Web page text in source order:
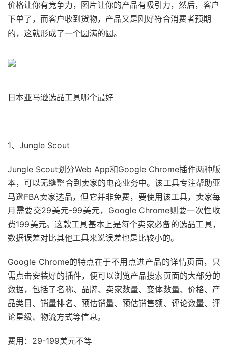
价格让你有竞争力，图片让你的产品有吸引力，然后，客户
下单了，而客户收到货物，产品又是刚好符合消费者预期
的，这就形成了一个圆满的圆。
日本亚马逊选品工具哪个最好
1、Jungle Scout
Jungle Scout划分Web App和Google Chrome插件两种版
本，可以无缝整合到卖家的电商业务中。该工具专注帮助亚
马逊FBA卖家选品，但它并非免费，要使用该工具，卖家每
月需要交29美元-99美元，Google Chrome则要一次性收
费199美元。这款工具基本上是每个卖家必备的选品工具，
数据误差对比其他工具来说误差也是比较小的。
Google Chrome的特点在于不用点进产品的详情页面，只
需点击安装好的插件，便可以浏览产品搜索页面的大部分的
数据，包括了名称、品牌、卖家数量、变体数量、价格、产
品类目、销量排名、预估销量、预估销售额、评论数量、评
论星级、物流方式等信息。
费用：29-199美元不等